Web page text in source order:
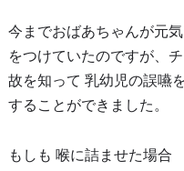
今までおばあちゃんが元
をつけていたのですが、
故を知って 乳幼児の誤嚥
することができました。
もしも 喉に詰ませた場合